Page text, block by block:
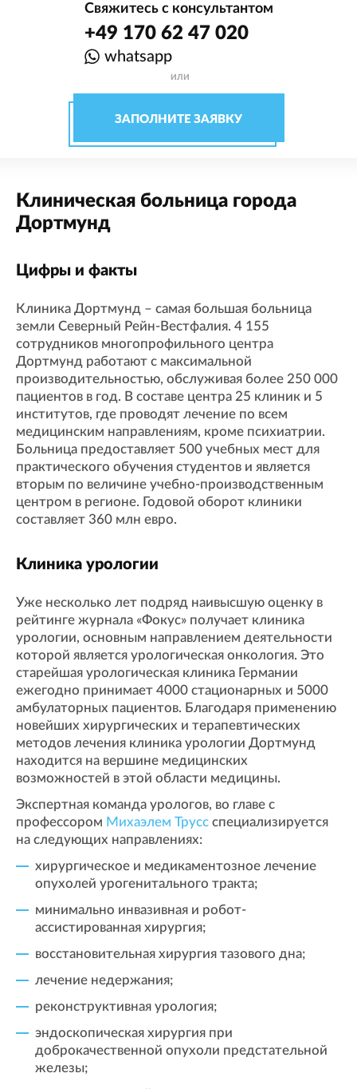
Свяжитесь с консультантом
+49 170 62 47 020
whatsapp
ИЛИ
ЗАПОЛНИТЕ ЗАЯВКУ
Клиническая больница города
Дортмунд
Цифры и факты
Клиника Дортмунд – самая большая больница
земли Северный Рейн-Вестфалия. 4 155
сотрудников многопрофильного центра
Дортмунд работают с максимальной
производительностью, обслуживая более 250 000
пациентов в год. В составе центра 25 клиник и 5
институтов, где проводят лечение по всем
медицинским направлениям, кроме психиатрии.
Больница предоставляет 500 учебных мест для
практического обучения студентов и является
вторым по величине учебно-производственным
центром в регионе. Годовой оборот клиники
составляет 360 млн евро.
Клиника урологии
Уже несколько лет подряд наивысшую оценку в
рейтинге журнала «Фокус» получает клиника
урологии, основным направлением деятельности
которой является урологическая онкология. Это
старейшая урологическая клиника Германии
ежегодно принимает 4000 стационарных и 5000
амбулаторных пациентов. Благодаря применению
новейших хирургических и терапевтических
методов лечения клиника урологии Дортмунд
находится на вершине медицинских
возможностей в этой области медицины.
Экспертная команда урологов, во главе с
профессором Михаэлем Трусс специализируется
на следующих направлениях:
хирургическое и медикаментозное лечение
опухолей урогенитального тракта;
минимально инвазивная и робот-
ассистированная хирургия;
восстановительная хирургия тазового дна;
лечение недержания;
реконструктивная урология;
эндоскопическая хирургия при
доброкачественной опухоли предстательной
железы;